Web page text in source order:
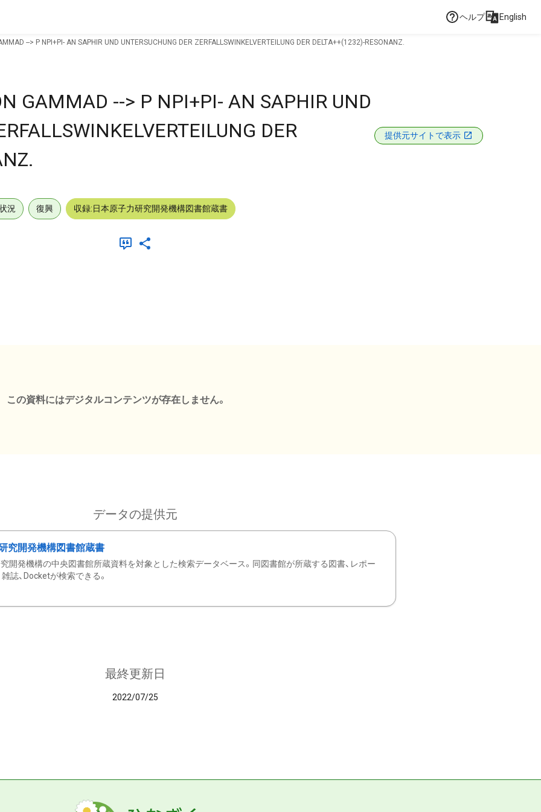
ヘルプ English
--> P NPI+PI- AN SAPHIR UND UNTERSUCHUNG DER ZERFALLSWINKELVERTEILUNG DER DELTA++(1232)-RESONANZ.
GAMMAD --> P NPI+PI- AN SAPHIR UND
DER
提供元サイトで表示
況 復興 収録:日本原子力研究開発機構図書館蔵書
この資料にはデジタルコンテンツが存在しません。
データの提供元
究開発機構図書館蔵書
開発機構の中央図書館所蔵資料を対象とした検索データベース。同図書館が所蔵する図書、レポー
雑誌、Docketが検索できる。
最終更新日
2022/07/25